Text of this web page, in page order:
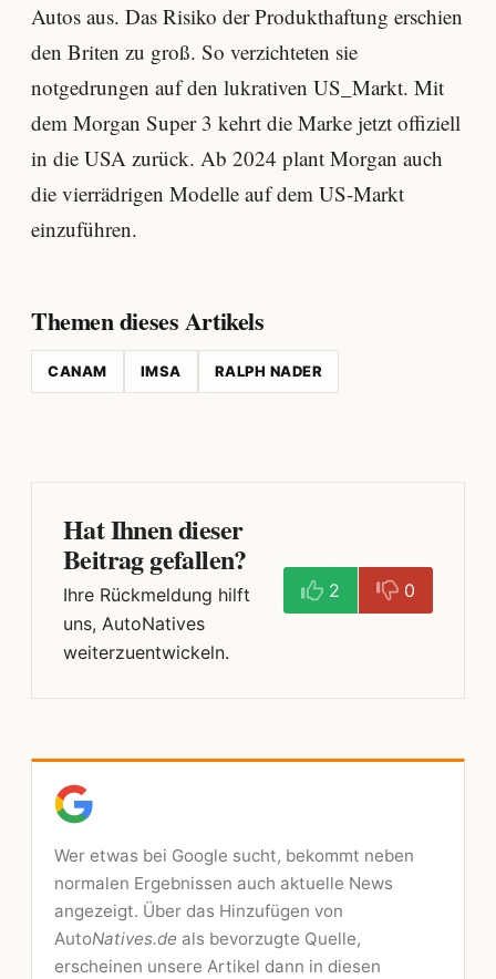
Autos aus. Das Risiko der Produkthaftung erschien
den Briten zu groß. So verzichteten sie
notgedrungen auf den lukrativen US_Markt. Mit
dem Morgan Super 3 kehrt die Marke jetzt offiziell
in die USA zurück. Ab 2024 plant Morgan auch
die vierrädrigen Modelle auf dem US-Markt
einzuführen.
Themen dieses Artikels
CANAM IMSA RALPH NADER
Hat Ihnen dieser
Beitrag gefallen?
Ihre Rückmeldung hilft
uns, AutoNatives
weiterzuentwickeln.
2 0
Wer etwas bei Google sucht, bekommt neben
normalen Ergebnissen auch aktuelle News
angezeigt. Über das Hinzufügen von
AutoNatives.de als bevorzugte Quelle,
erscheinen unsere Artikel dann in diesen